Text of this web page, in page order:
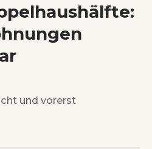
und vorerst